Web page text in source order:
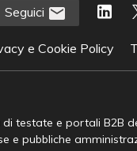
Seguici
e Cookie Policy
testate e portali B2B
e pubbliche